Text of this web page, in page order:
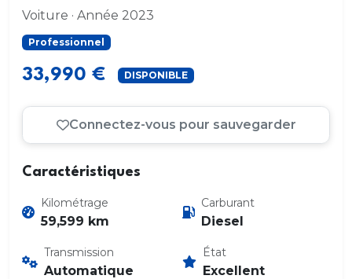
Voiture · Année 2023
Professionnel
33,990 € DISPONIBLE
Connectez-vous pour sauvegarder
Caractéristiques
Kilométrage
59,599 km
Carburant
Diesel
Transmission
Automatique
État
Excellent